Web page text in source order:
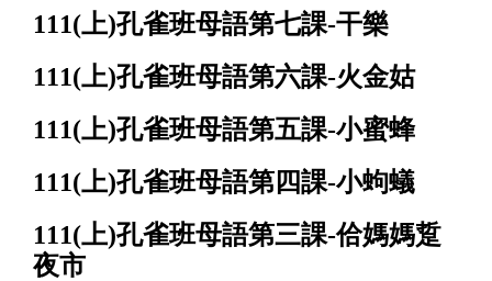
111(上)孔雀班母語第七課-干樂
111(上)孔雀班母語第六課-火金姑
111(上)孔雀班母語第五課-小蜜蜂
111(上)孔雀班母語第四課-小蚼蟻
111(上)孔雀班母語第三課-佮媽媽踅
夜市